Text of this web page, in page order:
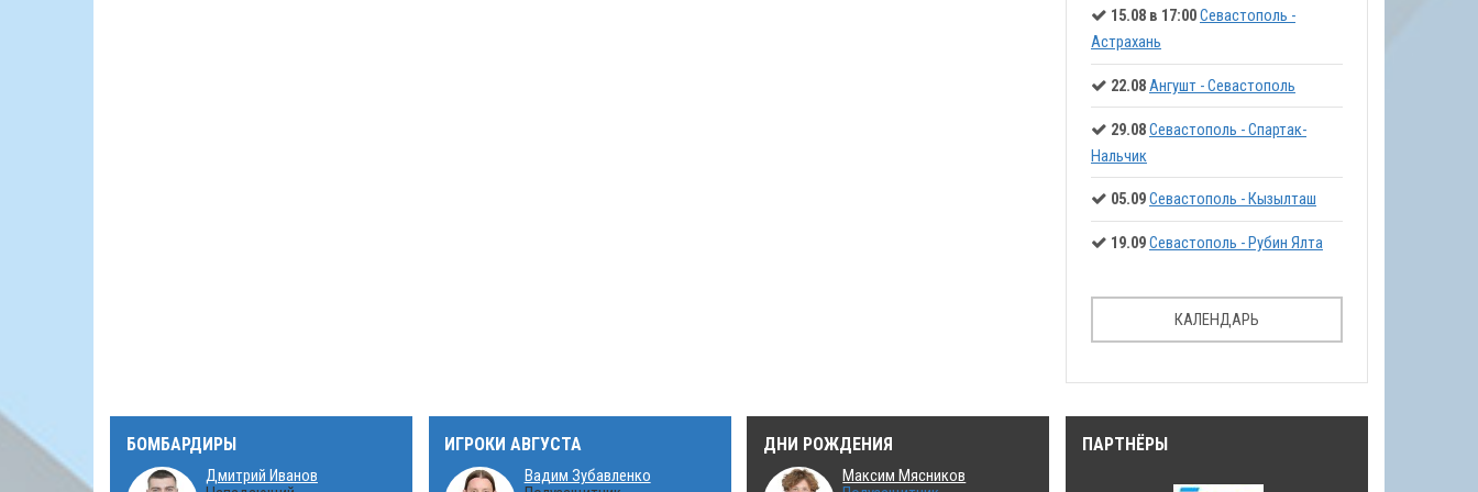
15.08 в 17:00Севастополь -
Астрахань
22.08Ангушт - Севастополь
29.08Севастополь - Спартак-
Нальчик
05.09Севастополь - Кызылташ
19.09Севастополь - Рубин Ялта
КАЛЕНДАРЬ
БОМБАРДИРЫ
Дмитрий Иванов
ИГРОКИ АВГУСТА
Вадим Зубавленко
ДНИ РОЖДЕНИЯ
Максим Мясников
ПАРТНЁРЫ